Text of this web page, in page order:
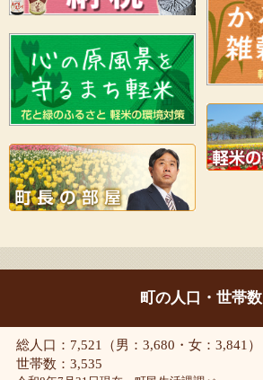
町の人口・世帯数
総人口：7,521（男：3,680・女：3,841）
世帯数：3,535